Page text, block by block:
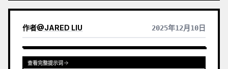
作者@JARED LIU 2025年12月10日
查看完整提示词